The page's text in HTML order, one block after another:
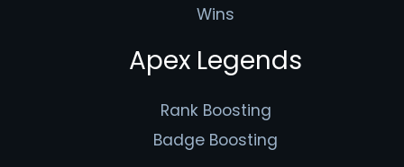
Wins
Apex Legends
Rank Boosting
Badge Boosting